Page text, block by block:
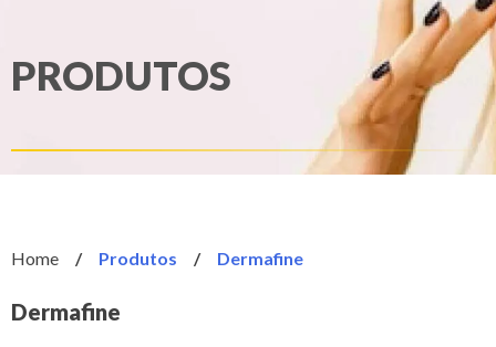
PRODUTOS
Home / Produtos / Dermafine
Dermafine